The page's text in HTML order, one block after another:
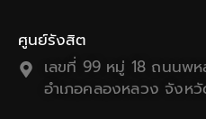
ศูนย์รังสิต
เลขที่ 99 หมู่ 18 ถนนพห
อำเภอคลองหลวง จังหวั